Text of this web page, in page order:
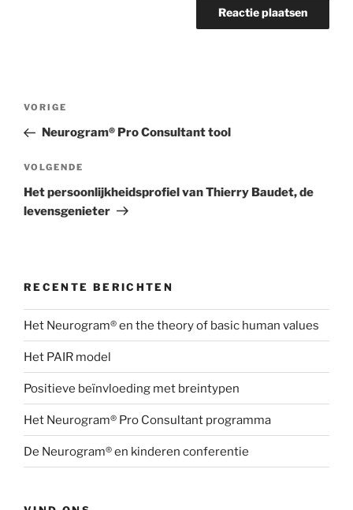
Bericht
Vorig
bericht
VORIGE
Neurogram® Pro Consultant tool
Volgend
bericht
VOLGENDE
Het persoonlijkheidsprofiel van Thierry Baudet, de
levensgenieter
RECENTE BERICHTEN
Het Neurogram® en the theory of basic human values
Het PAIR model
Positieve beïnvloeding met breintypen
Het Neurogram® Pro Consultant programma
De Neurogram® en kinderen conferentie